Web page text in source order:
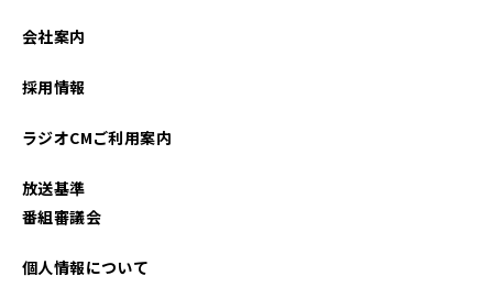
会社案内
採用情報
ラジオCMご利用案内
放送基準
番組審議会
個人情報について